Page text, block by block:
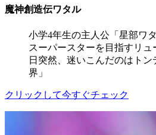
魔神創造伝ワタル
小学4年生の主人公「星部ワ
スーパースターを目指すリュ
日突然、迷いこんだのはト
界」
クリックして今すぐチェック